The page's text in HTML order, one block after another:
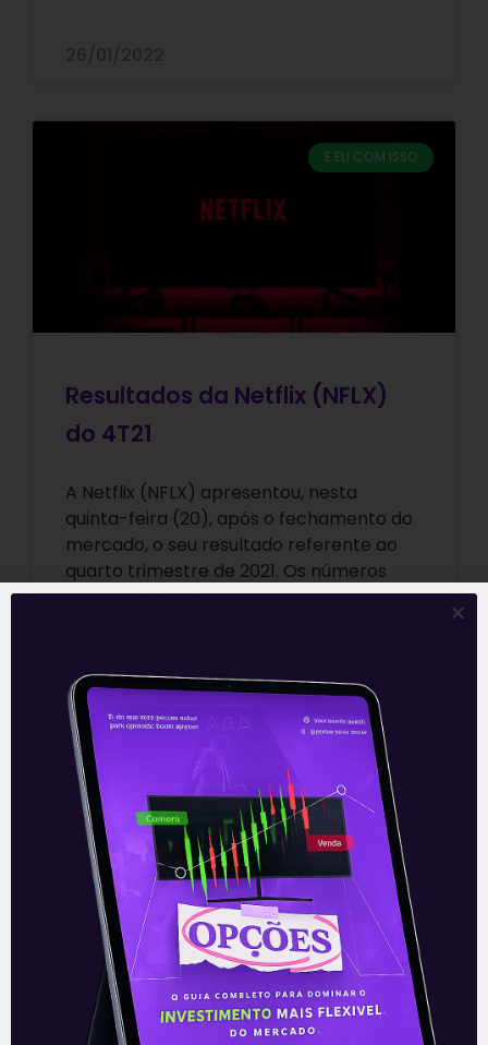
E EU COM ISSO
Resultados da Netflix (NFLX)
do 4T21
A Netflix (NFLX) apresentou, nesta
quinta-feira (20), após o fechamento do
mercado, o seu resultado referente ao
quarto trimestre de 2021. Os números
apresentados foram
21/01/2022
E EU COM ISSO